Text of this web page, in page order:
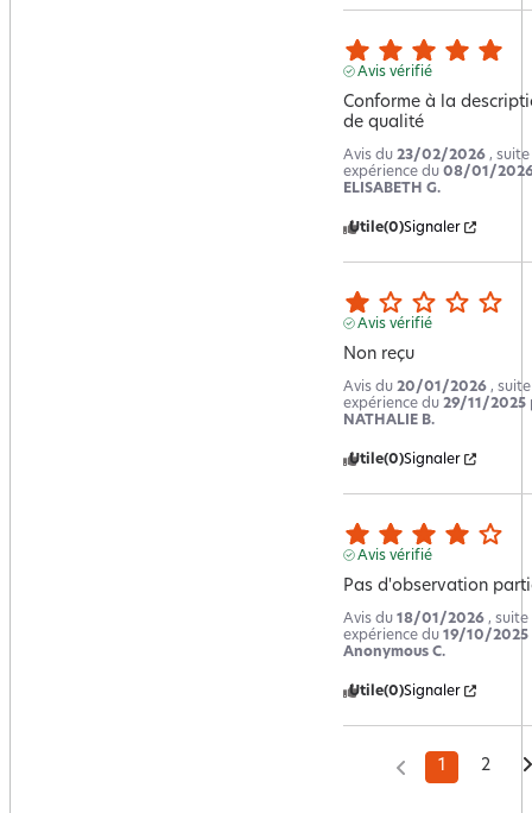
Avis vérifié
Conforme à la
de qualité
Avis du 23/02/2026 , suite
expérience du 08/01/
ELISABETH G.
Utile(0)Signaler
Avis vérifié
Non reçu
Avis du 20/01/2026 ,
expérience du 29/11/2025
NATHALIE B.
Utile(0)Signaler
Avis vérifié
Pas d'observation
Avis du 18/01/2026 , suite
expérience du 19/10/2025
Anonymous C.
Utile(0)Signaler
1 2